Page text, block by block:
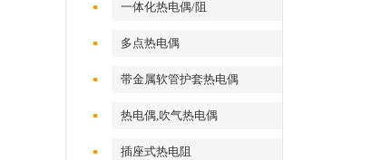
一体化热电偶/阻
多点热电偶
带金属软管护套热电偶
热电偶,吹气热电偶
插座式热电阻